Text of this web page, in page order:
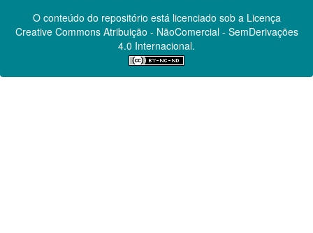
O conteúdo do repositório está licenciado sob a Licença
Creative CommonsAtribuição - NãoComercial - SemDerivações
4.0 Internacional.